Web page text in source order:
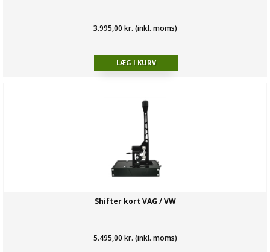
3.995,00 kr. (inkl. moms)
Shifter kort VAG / VW
5.495,00 kr. (inkl. moms)